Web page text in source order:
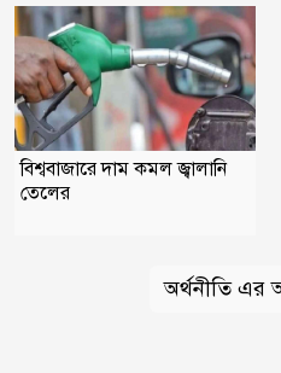
বিশ্ববাজারে দাম কমল জ্বালানি
তেলের
অর্থনীতি এর